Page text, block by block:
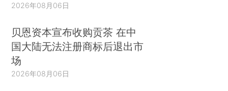
2026年08月06日
贝恩资本宣布收购贡茶 在中
国大陆无法注册商标后退出市
场
2026年08月06日